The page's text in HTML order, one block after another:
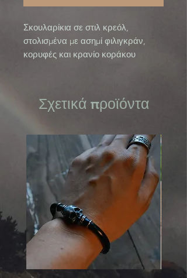
Σκουλαρίκια σε στιλ κρεόλ,
στολισμένα με ασημί φιλιγκράν,
κορυφές και κρανίο κοράκου
Σχετικά προϊόντα